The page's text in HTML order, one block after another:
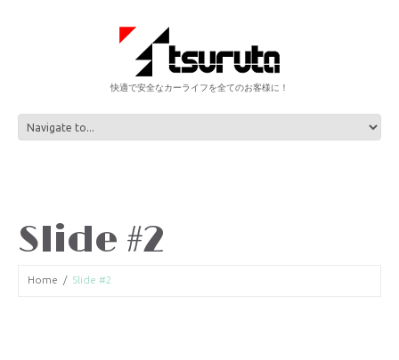
快適で安全なカーライフを全てのお客様に！
Slide #2
Home Slide #2